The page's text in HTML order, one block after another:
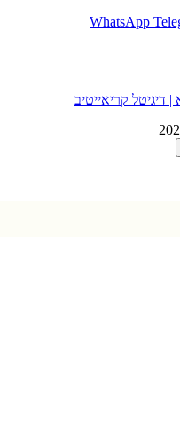
WhatsApp
קריאייטיב